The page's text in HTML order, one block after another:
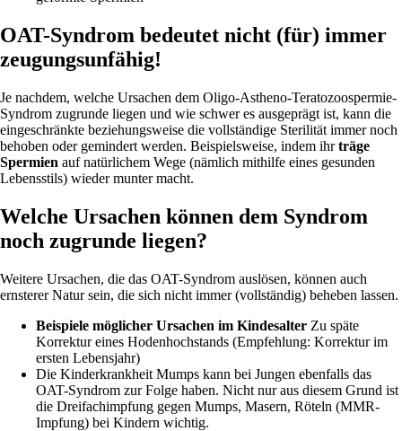
OAT-Syndrom bedeutet nicht (für) immer
zeugungsunfähig!
Je nachdem, welche Ursachen dem Oligo-Astheno-Teratozoospermie-
Syndrom zugrunde liegen und wie schwer es ausgeprägt ist, kann die
eingeschränkte beziehungsweise die vollständige Sterilität immer noch
behoben oder gemindert werden. Beispielsweise, indem ihrträge
Spermien auf natürlichem Wege (nämlich mithilfe eines gesunden
Lebensstils) wieder munter macht.
Welche Ursachen können dem Syndrom
noch zugrunde liegen?
Weitere Ursachen, die das OAT-Syndrom auslösen, können auch
ernsterer Natur sein, die sich nicht immer (vollständig) beheben lassen.
Beispiele möglicher Ursachen im Kindesalter Zu späte
Korrektur eines Hodenhochstands (Empfehlung: Korrektur im
ersten Lebensjahr)
Die Kinderkrankheit Mumps kann bei Jungen ebenfalls das
OAT-Syndrom zur Folge haben. Nicht nur aus diesem Grund ist
die Dreifachimpfung gegen Mumps, Masern, Röteln (MMR-
Impfung) bei Kindern wichtig.